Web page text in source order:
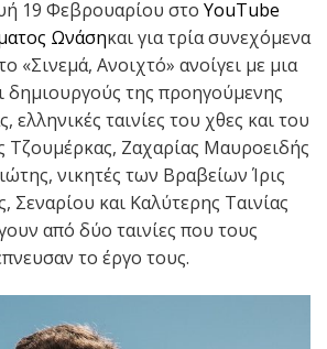
19 Φεβρουαρίου στο YouTube
Ωνάσηκαι για τρία συνεχόμενα
«Σινεμά, Ανοιχτό» ανοίγει με μια
της προηγούμενης
ελληνικές ταινίες του χθες και του
Τζουμέρκας, Ζαχαρίας Μαυροειδής
νικητές των Βραβείων Ίρις
Σεναρίου και Καλύτερης Ταινίας
από δύο ταινίες που τους
το έργο τους.